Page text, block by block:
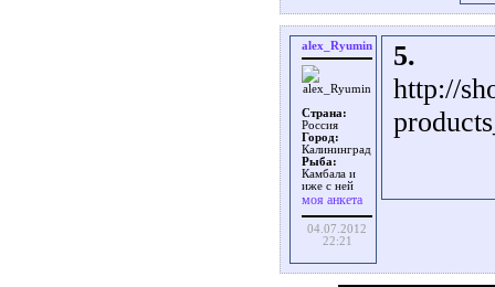
alex_Ryumin
Страна:
Россия
Город:
Калининград
Рыба:
Камбала и
иже с ней
моя анкета
04.07.2012
22:21
5.
http://